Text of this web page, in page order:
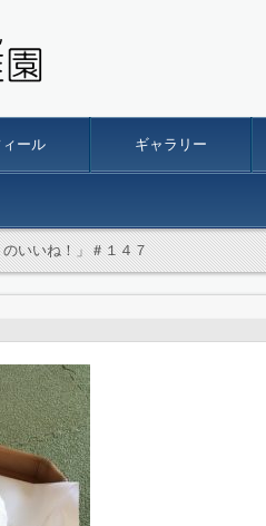
ール ギャラリー
いいね！」＃１４７